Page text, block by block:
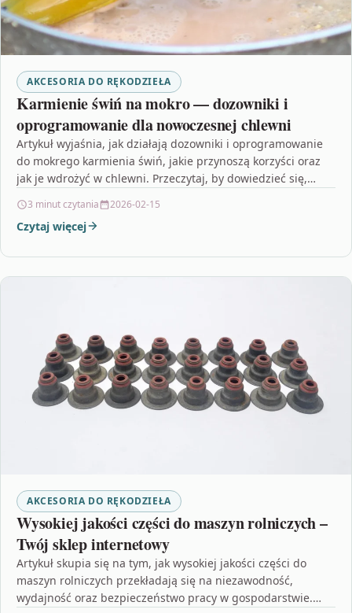
AKCESORIA DO RĘKODZIEŁA
Karmienie świń na mokro — dozowniki i
oprogramowanie dla nowoczesnej chlewni
Artykuł wyjaśnia, jak działają dozowniki i oprogramowanie
do mokrego karmienia świń, jakie przynoszą korzyści oraz
jak je wdrożyć w chlewni. Przeczytaj, by dowiedzieć się,…
3 minut czytania 2026-02-15
Czytaj więcej
AKCESORIA DO RĘKODZIEŁA
Wysokiej jakości części do maszyn rolniczych –
Twój sklep internetowy
Artykuł skupia się na tym, jak wysokiej jakości części do
maszyn rolniczych przekładają się na niezawodność,
wydajność oraz bezpieczeństwo pracy w gospodarstwie.